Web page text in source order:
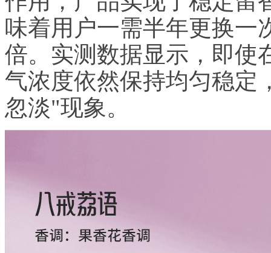
味着用户一需半年更换一
倍。实测数据显示，即使
气浓度依然保持均匀稳定
忽淡"现象。